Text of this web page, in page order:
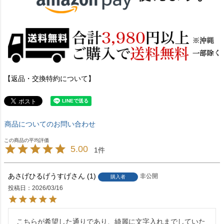
【返品・交換特約について】
商品についてのお問い合わせ
5.00 1
あさげひるげうすげ 1 購入者
非公開
投稿日
2026/03/16
こちらが希望した通りであり、綺麗に文字入れまでしていた